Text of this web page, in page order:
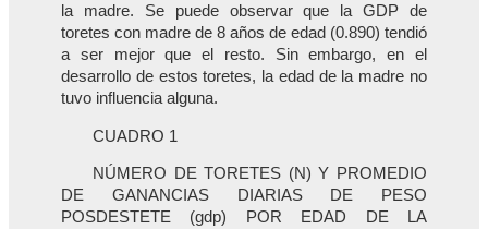
la madre. Se puede observar que la GDP de
toretes con madre de 8 años de edad (0.890) tendió
a ser mejor que el resto. Sin embargo, en el
desarrollo de estos toretes, la edad de la madre no
tuvo influencia alguna.
CUADRO 1
NÚMERO DE TORETES (N) Y PROMEDIO
DE GANANCIAS DIARIAS DE PESO
POSDESTETE (gdp) POR EDAD DE LA